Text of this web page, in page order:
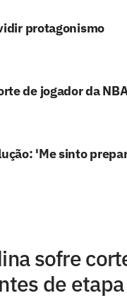
protagonismo
de jogador da
'Me sinto
sofre
de